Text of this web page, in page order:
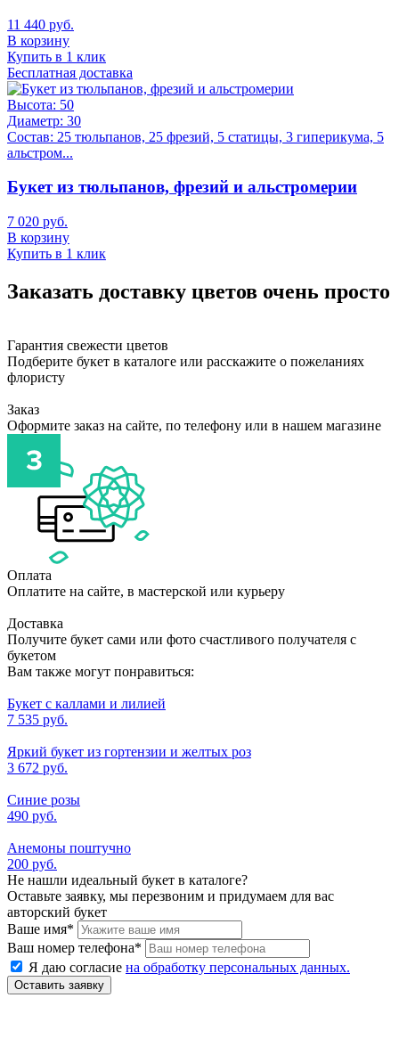
11 440 руб.
В корзину
Купить в 1 клик
Бесплатная доставка
Высота: 50
Диаметр: 30
Состав: 25 тюльпанов, 25 фрезий, 5 статицы, 3 гиперикума, 5
альстром...
Букет из тюльпанов, фрезий и альстромерии
7 020 руб.
В корзину
Купить в 1 клик
Заказать доставку цветов очень просто
Гарантия свежести цветов
Подберите букет в каталоге или расскажите о пожеланиях
флористу
Заказ
Оформите заказ на сайте, по телефону или в нашем магазине
Оплата
Оплатите на сайте, в мастерской или курьеру
Доставка
Получите букет сами или фото счастливого получателя с
букетом
Вам также могут понравиться:
Букет с каллами и лилией
7 535 руб.
Яркий букет из гортензии и желтых роз
3 672 руб.
Синие розы
490 руб.
Анемоны поштучно
200 руб.
Не нашли идеальный букет в каталоге?
Оставьте заявку, мы перезвоним и придумаем для вас
авторский букет
Ваше имя*
Ваш номер телефона*
Я даю согласие на обработку персональных данных.